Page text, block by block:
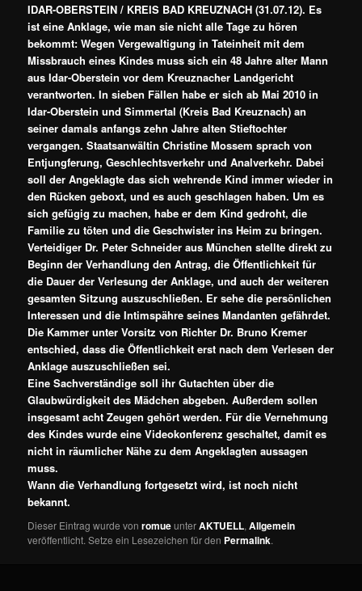
IDAR-OBERSTEIN / KREIS BAD KREUZNACH (31.07.12). Es
ist eine Anklage, wie man sie nicht alle Tage zu hören
bekommt: Wegen Vergewaltigung in Tateinheit mit dem
Missbrauch eines Kindes muss sich ein 48 Jahre alter Mann
aus Idar-Oberstein vor dem Kreuznacher Landgericht
verantworten. In sieben Fällen habe er sich ab Mai 2010 in
Idar-Oberstein und Simmertal (Kreis Bad Kreuznach) an
seiner damals anfangs zehn Jahre alten Stieftochter
vergangen. Staatsanwältin Christine Mossem sprach von
Entjungferung, Geschlechtsverkehr und Analverkehr. Dabei
soll der Angeklagte das sich wehrende Kind immer wieder in
den Rücken geboxt, und es auch geschlagen haben. Um es
sich gefügig zu machen, habe er dem Kind gedroht, die
Familie zu töten und die Geschwister ins Heim zu bringen.
Verteidiger Dr. Peter Schneider aus München stellte direkt zu
Beginn der Verhandlung den Antrag, die Öffentlichkeit für
die Dauer der Verlesung der Anklage, und auch der weiteren
gesamten Sitzung auszuschließen. Er sehe die persönlichen
Interessen und die Intimspähre seines Mandanten gefährdet.
Die Kammer unter Vorsitz von Richter Dr. Bruno Kremer
entschied, dass die Öffentlichkeit erst nach dem Verlesen der
Anklage auszuschließen sei.
Eine Sachverständige soll ihr Gutachten über die
Glaubwürdigkeit des Mädchen abgeben. Außerdem sollen
insgesamt acht Zeugen gehört werden. Für die Vernehmung
des Kindes wurde eine Videokonferenz geschaltet, damit es
nicht in räumlicher Nähe zu dem Angeklagten aussagen
muss.
Wann die Verhandlung fortgesetzt wird, ist noch nicht
bekannt.
Dieser Eintrag wurde vonromueunterAKTUELL,Allgemein
veröffentlicht. Setze ein Lesezeichen für den Permalink.